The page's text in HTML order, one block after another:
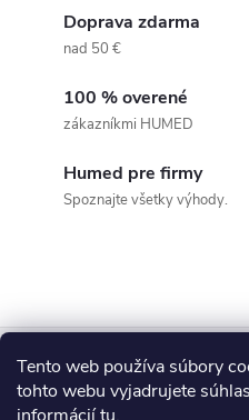
Tento web používa súbory
tohto webu vyjadrujete
e
p
Doprava zdarma
nad 50 €
100 % overené
zákazníkmi HUMED
Humed pre firmy
Spoznajte všetky výhody.
Z
áBlog